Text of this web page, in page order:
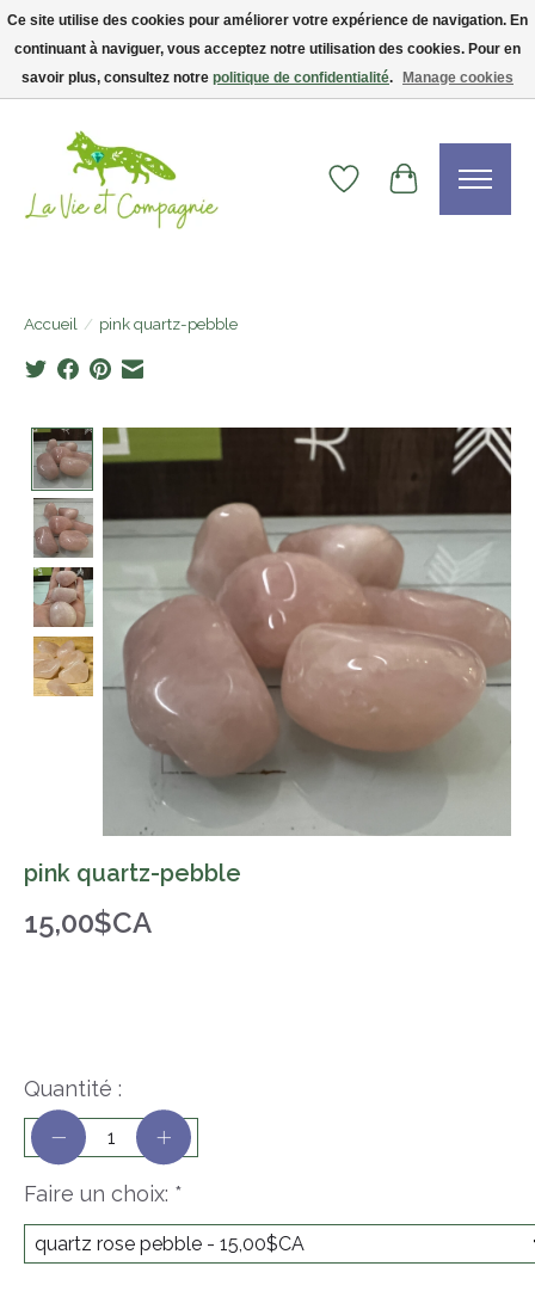
Livraison gratuite dès 75$ — code LVCFREE• Clients USA : visitez la boutique
Liste de souhaits
Panier
Accueil / pink quartz-pebble
Product image slideshow Items
pink quartz-pebble
15,00$CA
Faire un choix: *
Quantité :
Ce site utilise des cookies pour améliorer votre expérience de navigation. En
continuant à naviguer, vous acceptez notre utilisation des cookies. Pour en
savoir plus, consultez notre politique de confidentialité. Manage cookies